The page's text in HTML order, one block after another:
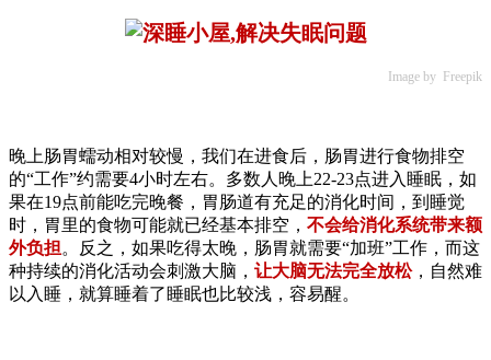
Image by Freepik
晚上肠胃蠕动相对较慢，我们在进食后，肠胃进行食物排空
的“工作”约需要4小时左右。多数人晚上22-23点进入睡眠，如
果在19点前能吃完晚餐，胃肠道有充足的消化时间，到睡觉
时，胃里的食物可能就已经基本排空， 不会给消化系统带来额
外负担。反之，如果吃得太晚，肠胃就需要“加班”工作，而这
种持续的消化活动会刺激大脑， 让大脑无法完全放松，自然难
以入睡，就算睡着了睡眠也比较浅，容易醒。